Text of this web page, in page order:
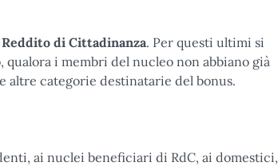
Reddito di Cittadinanza. Per questi ultimi si
qualora i membri del nucleo non abbiano già
altre categorie destinatarie del bonus.
ai nuclei beneficiari di RdC, ai